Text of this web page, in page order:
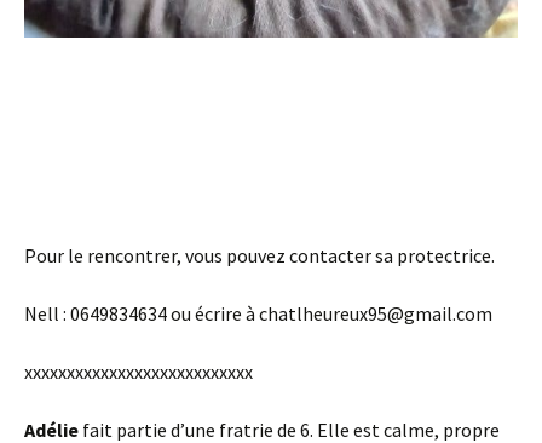
Pour le rencontrer, vous pouvez contacter sa protectrice.
Nell : 0649834634 ou écrire à chatlheureux95@gmail.com
xxxxxxxxxxxxxxxxxxxxxxxxxxx
Adélie fait partie d’une fratrie de 6. Elle est calme, propre